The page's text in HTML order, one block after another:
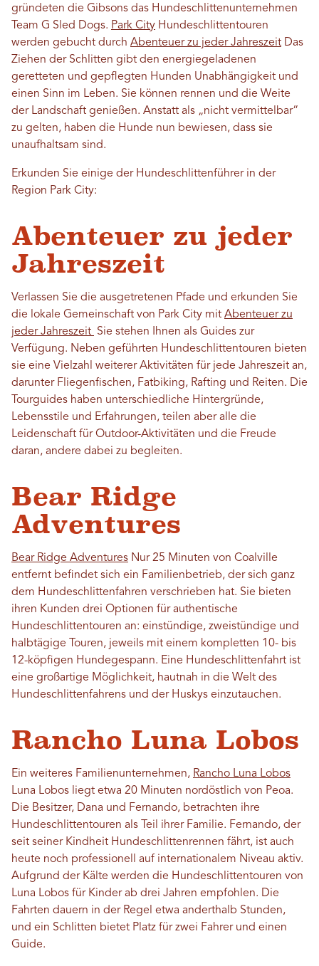
gründeten die Gibsons das Hundeschlittenunternehmen
Team G Sled Dogs. Park City Hundeschlittentouren
werden gebucht durch Abenteuer zu jeder Jahreszeit Das
Ziehen der Schlitten gibt den energiegeladenen
geretteten und gepflegten Hunden Unabhängigkeit und
einen Sinn im Leben. Sie können rennen und die Weite
der Landschaft genießen. Anstatt als „nicht vermittelbar“
zu gelten, haben die Hunde nun bewiesen, dass sie
unaufhaltsam sind.
Erkunden Sie einige der Hundeschlittenführer in der
Region Park City:
Abenteuer zu jeder
Jahreszeit
Verlassen Sie die ausgetretenen Pfade und erkunden Sie
die lokale Gemeinschaft von Park City mit Abenteuer zu
jeder Jahreszeit Sie stehen Ihnen als Guides zur
Verfügung. Neben geführten Hundeschlittentouren bieten
sie eine Vielzahl weiterer Aktivitäten für jede Jahreszeit an,
darunter Fliegenfischen, Fatbiking, Rafting und Reiten. Die
Tourguides haben unterschiedliche Hintergründe,
Lebensstile und Erfahrungen, teilen aber alle die
Leidenschaft für Outdoor-Aktivitäten und die Freude
daran, andere dabei zu begleiten.
Bear Ridge
Adventures
Bear Ridge Adventures Nur 25 Minuten von Coalville
entfernt befindet sich ein Familienbetrieb, der sich ganz
dem Hundeschlittenfahren verschrieben hat. Sie bieten
ihren Kunden drei Optionen für authentische
Hundeschlittentouren an: einstündige, zweistündige und
halbtägige Touren, jeweils mit einem kompletten 10- bis
12-köpfigen Hundegespann. Eine Hundeschlittenfahrt ist
eine großartige Möglichkeit, hautnah in die Welt des
Hundeschlittenfahrens und der Huskys einzutauchen.
Rancho Luna Lobos
Ein weiteres Familienunternehmen, Rancho Luna Lobos
Luna Lobos liegt etwa 20 Minuten nordöstlich von Peoa.
Die Besitzer, Dana und Fernando, betrachten ihre
Hundeschlittentouren als Teil ihrer Familie. Fernando, der
seit seiner Kindheit Hundeschlittenrennen fährt, ist auch
heute noch professionell auf internationalem Niveau aktiv.
Aufgrund der Kälte werden die Hundeschlittentouren von
Luna Lobos für Kinder ab drei Jahren empfohlen. Die
Fahrten dauern in der Regel etwa anderthalb Stunden,
und ein Schlitten bietet Platz für zwei Fahrer und einen
Guide.